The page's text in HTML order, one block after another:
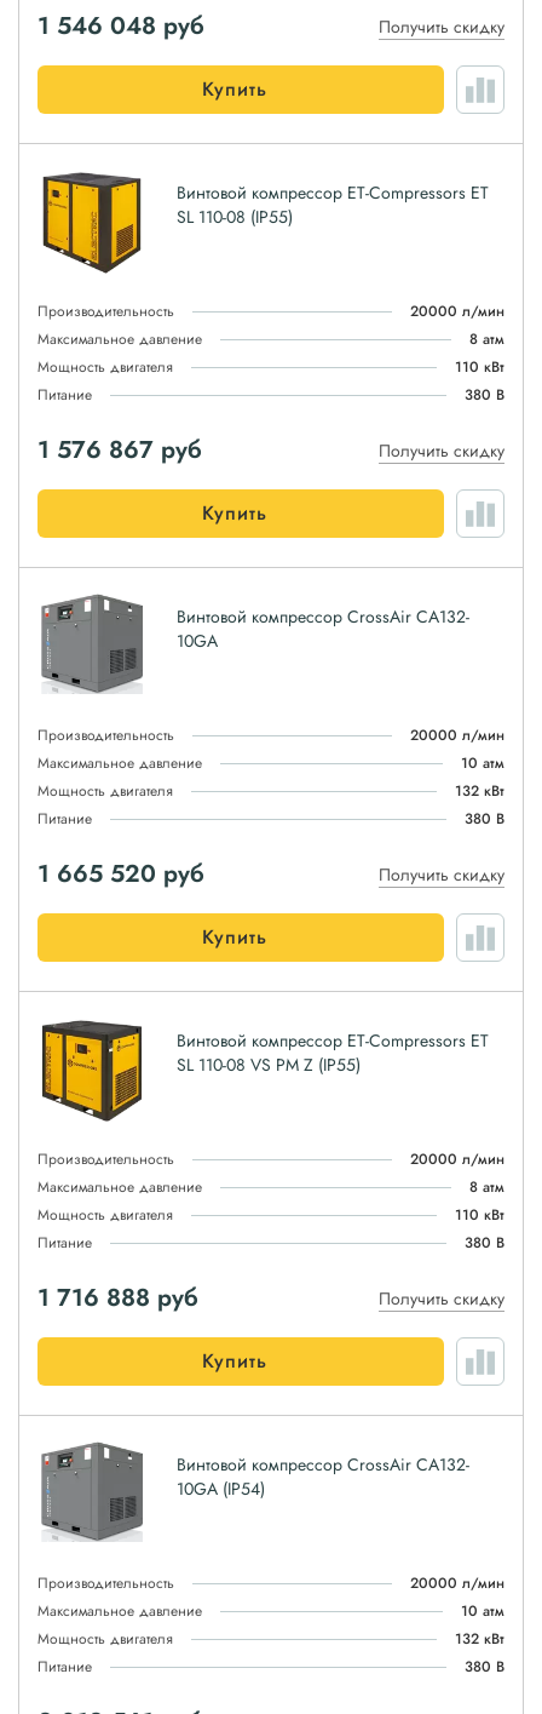
1 546 048 руб Получить скидку
Купить
Винтовой компрессор ET-Compressors ET
SL 110-08 (IP55)
Производительность
20000 л/мин
Максимальное давление
8 атм
Мощность двигателя
110 кВт
Питание
380 В
1 576 867 руб Получить скидку
Купить
Винтовой компрессор CrossAir CA132-
10GA
Производительность
20000 л/мин
Максимальное давление
10 атм
Мощность двигателя
132 кВт
Питание
380 В
1 665 520 руб Получить скидку
Купить
Винтовой компрессор ET-Compressors ET
SL 110-08 VS PM Z (IP55)
Производительность
20000 л/мин
Максимальное давление
8 атм
Мощность двигателя
110 кВт
Питание
380 В
1 716 888 руб Получить скидку
Купить
Винтовой компрессор CrossAir CA132-
10GA (IP54)
Производительность
20000 л/мин
Максимальное давление
10 атм
Мощность двигателя
132 кВт
Питание
380 В